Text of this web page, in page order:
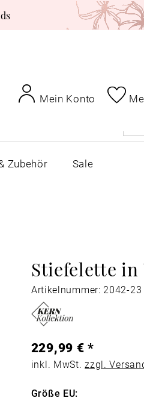
Mein Konto
Zubehör Sale
Stiefelette
Artikelnummer: 2042-23
229,99 € *
inkl. MwSt.zzgl.
Größe EU: